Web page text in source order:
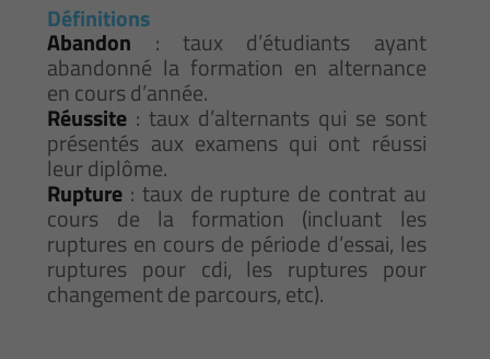
Définitions
Abandon : taux d’étudiants ayant
abandonné la formation en alternance
en cours d’année.
Réussite : taux d’alternants qui se sont
présentés aux examens qui ont réussi
leur diplôme.
Rupture : taux de rupture de contrat au
cours de la formation (incluant les
ruptures en cours de période d’essai, les
ruptures pour cdi, les ruptures pour
changement de parcours, etc).